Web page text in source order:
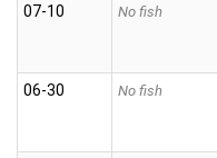
07‑10 No fish
06‑30 No fish